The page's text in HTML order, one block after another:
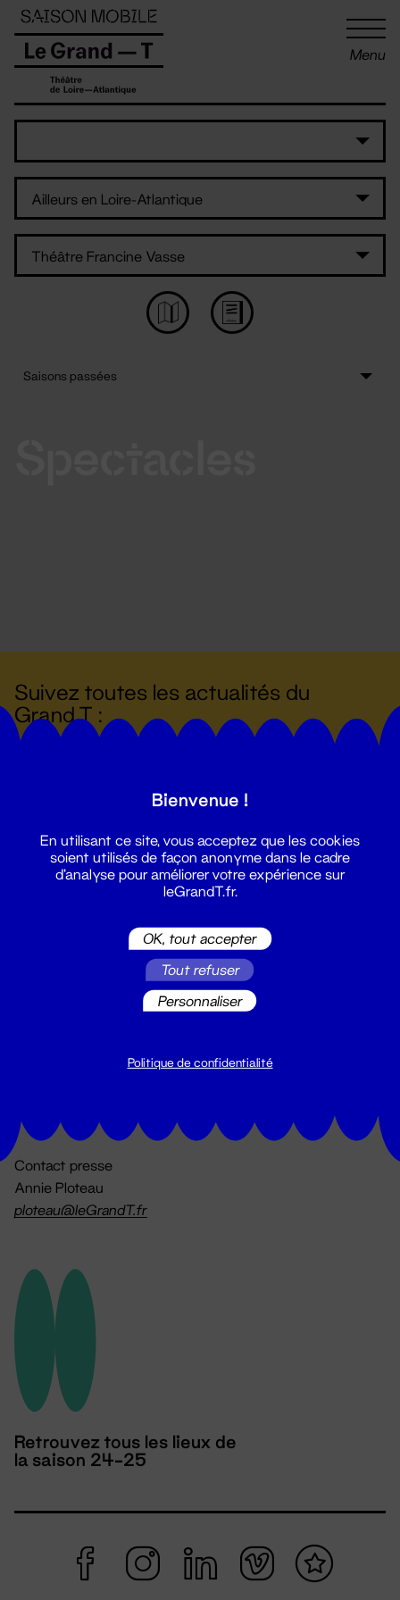
Menu
Suivez toutes les actualités du
Grand T :
billetterie@leGrandT.fr
Contact presse
Annie Ploteau
ploteau@leGrandT.fr
Retrouvez tous les lieux de
la saison 24-25
Panneau de gestion des cookies
Bienvenue !
En utilisant ce site, vous acceptez que les cookies
soient utilisés de façon anonyme dans le cadre
d'analyse pour améliorer votre expérience sur
leGrandT.fr.
OK, tout accepter
Tout refuser
Personnaliser
Politique de confidentialité